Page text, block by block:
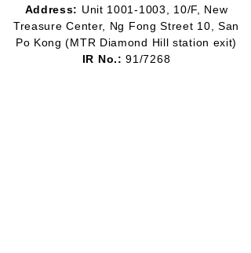
Address: Unit 1001-1003
, 10/F, New
Treasure Center, Ng Fong Street 10, San
Po Kong(MTR Diamond Hill station exit)
IR No.: 91/7268